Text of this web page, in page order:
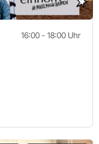
16:00 - 18:00 Uhr